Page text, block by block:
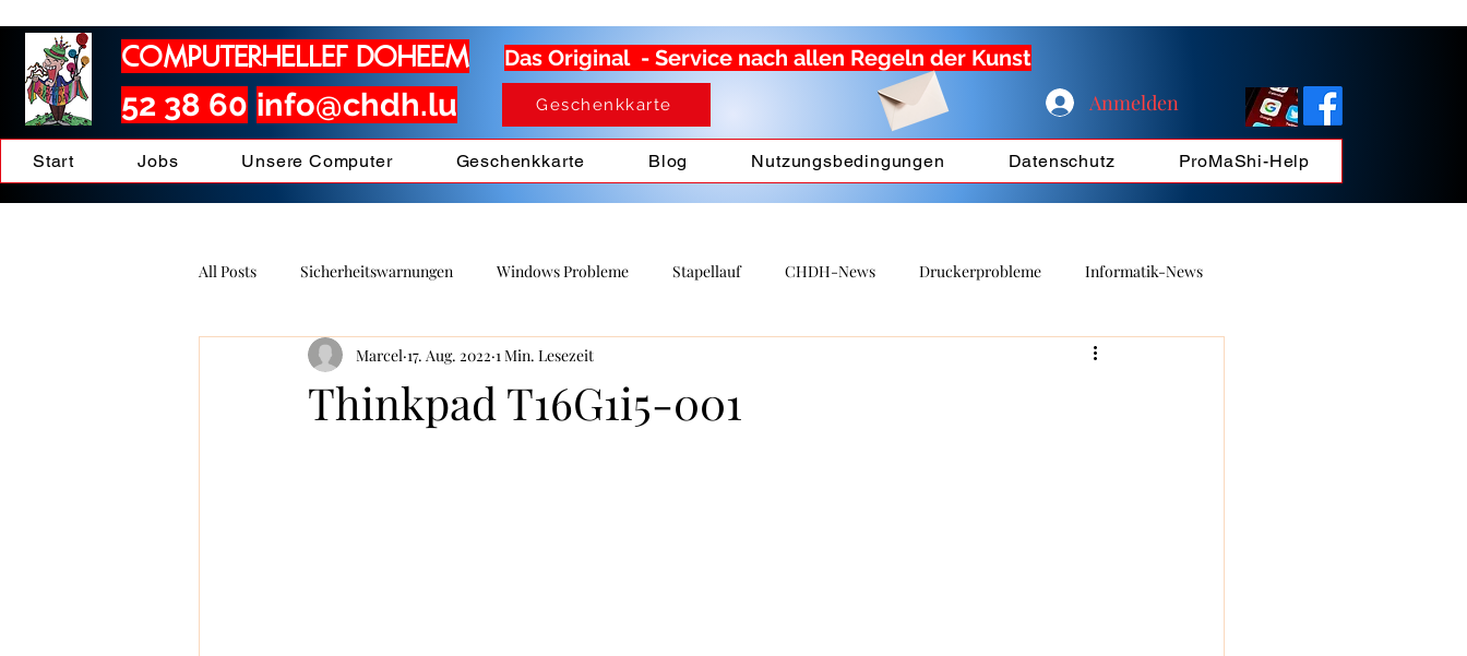
COMPUTERHELLEF DOHEEM
info@chdh.lu
52 38 60
Das Original - Service nach allen Regeln der Kunst
Geschenkkarte Anmelden
Start Jobs Unsere Computer Geschenkkarte Blog Nutzungsbedingungen Datenschutz ProMaShi-Help
All Posts Sicherheitswarnungen Windows Probleme Stapellauf CHDH-News Druckerprobleme Informatik-News
Verschiedenes Updates - Upgrades
Thinkpad T16G1i5-001
Marcel 17. Aug. 2022 1 Min. Lesezeit
klicken)